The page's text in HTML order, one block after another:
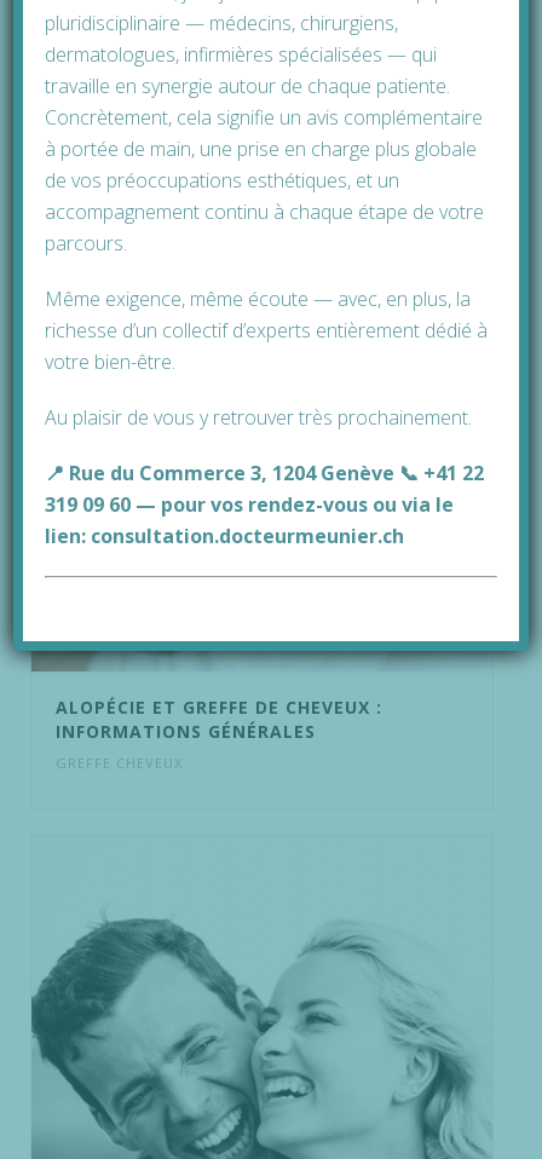
LA GREFFE DE CHEVEUX FUE À GENÈVE
GREFFE CHEVEUX
ALOPÉCIE ET GREFFE DE CHEVEUX :
INFORMATIONS GÉNÉRALES
GREFFE CHEVEUX
pluridisciplinaire — médecins, chirurgiens,
dermatologues, infirmières spécialisées — qui
travaille en synergie autour de chaque patiente.
Concrètement, cela signifie un avis complémentaire
à portée de main, une prise en charge plus globale
de vos préoccupations esthétiques, et un
accompagnement continu à chaque étape de votre
parcours.
Même exigence, même écoute — avec, en plus, la
richesse d’un collectif d’experts entièrement dédié à
votre bien-être.
Au plaisir de vous y retrouver très prochainement.
📍 Rue du Commerce 3, 1204 Genève 📞 +41 22
319 09 60 — pour vos rendez-vous ou via le
lien: consultation.docteurmeunier.ch